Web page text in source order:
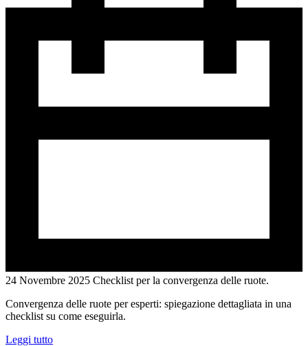
24 Novembre 2025 Checklist per la convergenza delle ruote.
Convergenza delle ruote per esperti: spiegazione dettagliata in una
checklist su come eseguirla.
Leggi tutto